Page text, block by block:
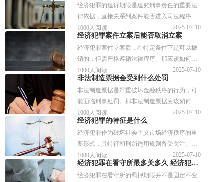
经济犯罪的追诉期限是追究刑事责任的重要法
律依据，直接关系到案件能否进入司法程序。
那经济犯罪追诉期限是多久呢？如果超期还会
导致判刑吗？针对相关的问题，谱法邦做了详
细的解答，供参考。
1000人阅读 2025-07-10
经济犯罪案件立案后能否取消立案
经济犯罪案件立案后，在特定条件下是可以撤
销的，但需严格遵循法律程序。那应该如何取
消立案呢？相关的流程是什么？针对相关的问
题，谱法邦做了详细的解答，供参考。
1000人阅读 2025-07-10
非法制造票据会受到什么处罚
非法制造票据是严重破坏金融秩序的行为，可
能面临刑事处罚。那非法制造票据应该如何认
定呢？会受到哪些处罚呢？针对相关的问题，
谱法邦做了详细的解答，供参考。
1000人阅读 2025-07-10
经济犯罪的特征是什么
经济犯罪作为破坏社会主义市场经济秩序的重
要形式，其特征和刑罚适用规则备受关注。那
经济犯罪的特征是什么？可以减轻刑罚吗？针
对相关的问题，谱法邦做了详细的解答，供参
考。
1000人阅读 2025-07-10
经济犯罪在看守所最多关多久 经济犯罪案件可以适用简易程序吗
经济犯罪在看守所的羁押期限并不是固定不变